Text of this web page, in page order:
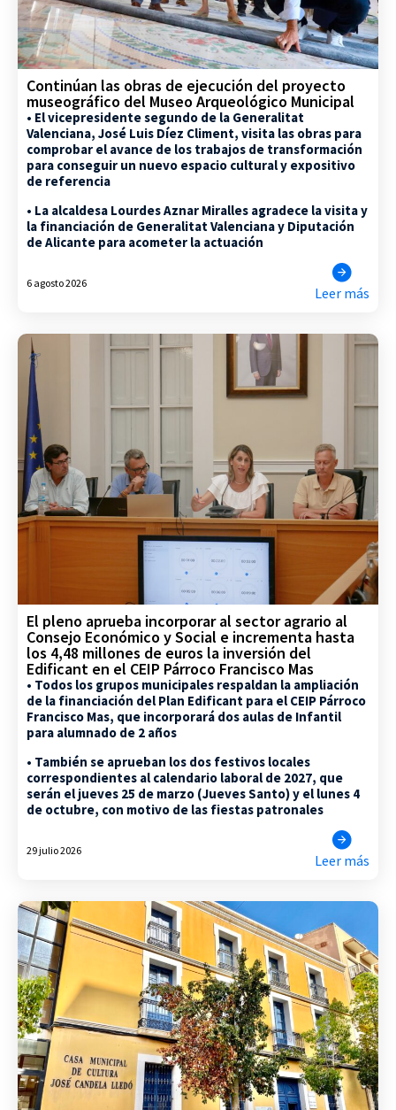
Continúan las obras de ejecución del proyecto
museográfico del Museo Arqueológico Municipal
• El vicepresidente segundo de la Generalitat
Valenciana, José Luis Díez Climent, visita las obras para
comprobar el avance de los trabajos de transformación
para conseguir un nuevo espacio cultural y expositivo
de referencia
• La alcaldesa Lourdes Aznar Miralles agradece la visita y
la financiación de Generalitat Valenciana y Diputación
de Alicante para acometer la actuación
6 agosto 2026
Leer más
El pleno aprueba incorporar al sector agrario al
Consejo Económico y Social e incrementa hasta
los 4,48 millones de euros la inversión del
Edificant en el CEIP Párroco Francisco Mas
• Todos los grupos municipales respaldan la ampliación
de la financiación del Plan Edificant para el CEIP Párroco
Francisco Mas, que incorporará dos aulas de Infantil
para alumnado de 2 años
• También se aprueban los dos festivos locales
correspondientes al calendario laboral de 2027, que
serán el jueves 25 de marzo (Jueves Santo) y el lunes 4
de octubre, con motivo de las fiestas patronales
29 julio 2026
Leer más